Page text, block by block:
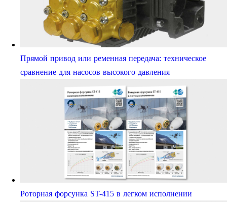
Прямой привод или ременная передача: техническое
сравнение для насосов высокого давления
Роторная форсунка ST-415 в легком исполнении